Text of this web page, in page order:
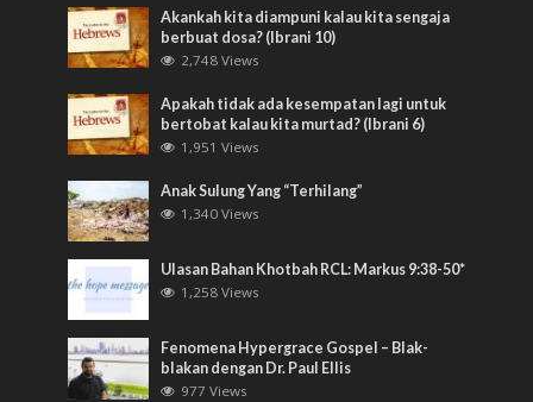
Akankah kita diampuni kalau kita sengaja
berbuat dosa? (Ibrani 10)
2,748 Views
Apakah tidak ada kesempatan lagi untuk
bertobat kalau kita murtad? (Ibrani 6)
1,951 Views
Anak Sulung Yang “Terhilang”
1,340 Views
Ulasan Bahan Khotbah RCL: Markus 9:38-50*
1,258 Views
Fenomena Hypergrace Gospel – Blak-
blakan dengan Dr. Paul Ellis
977 Views